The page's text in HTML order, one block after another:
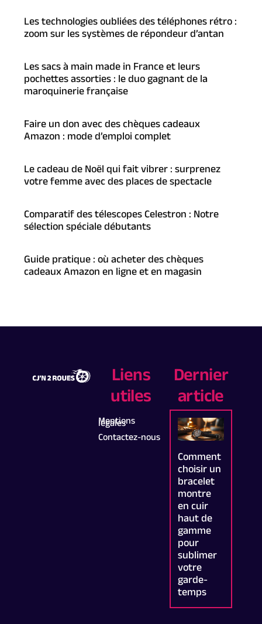
Les technologies oubliées des téléphones rétro :
zoom sur les systèmes de répondeur d’antan
Les sacs à main made in France et leurs
pochettes assorties : le duo gagnant de la
maroquinerie française
Faire un don avec des chèques cadeaux
Amazon : mode d’emploi complet
Le cadeau de Noël qui fait vibrer : surprenez
votre femme avec des places de spectacle
Comparatif des télescopes Celestron : Notre
sélection spéciale débutants
Guide pratique : où acheter des chèques
cadeaux Amazon en ligne et en magasin
Liens
utiles
Mentions
légales
Contactez-nous
Dernier
article
Comment
choisir un
bracelet
montre
en cuir
haut de
gamme
pour
sublimer
votre
garde-
temps